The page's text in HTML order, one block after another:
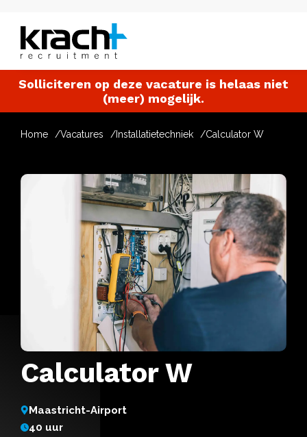
Solliciteren op deze vacature is helaas niet
(meer) mogelijk.
Home Vacatures Installatietechniek Calculator W
Calculator W
Maastricht-Airport
40 uur